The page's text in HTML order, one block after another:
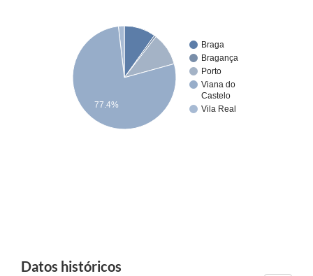
Braga
Bragança
Porto
Viana do
Castelo
Vila Real
77.4%
Datos históricos